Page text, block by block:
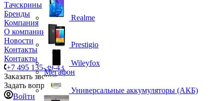
Тачскрины
Бренды
Компания
О компании
Новости
Контакты
Контакты
+7 495 135-39-43
Заказать звонок
Задать вопрос
Войти
Realme
Prestigio
Wileyfox
Мегафон
Универсальные аккумуляторы (АКБ)